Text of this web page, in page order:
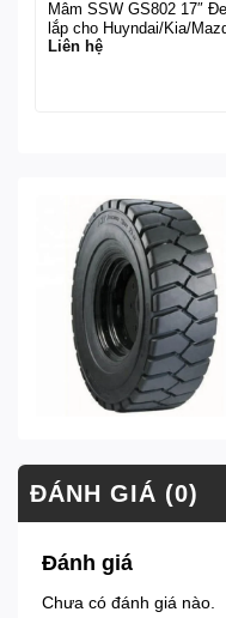
Mâm SSW GS802 17″
lắp cho Huyndai/Kia/
Liên hệ
ĐÁNH GIÁ (0)
Đánh giá
Chưa có đánh giá nào.